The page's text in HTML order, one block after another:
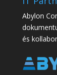
Abylon
és